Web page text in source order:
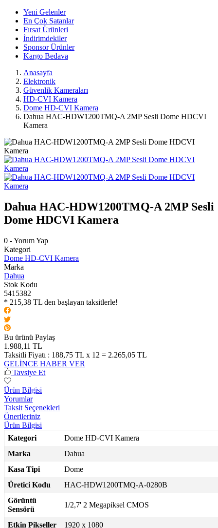
Yeni Gelenler
En Çok Satanlar
Fırsat Ürünleri
İndirimdekiler
Sponsor Ürünler
Kargo Bedava
Anasayfa
Elektronik
Güvenlik Kameraları
HD-CVI Kamera
Dome HD-CVI Kamera
Dahua HAC-HDW1200TMQ-A 2MP Sesli Dome HDCVI
Kamera
Dahua HAC-HDW1200TMQ-A 2MP Sesli
Dome HDCVI Kamera
0 - Yorum Yap
Kategori
Dome HD-CVI Kamera
Marka
Dahua
Stok Kodu
5415382
* 215,38 TL den başlayan taksitlerle!
Bu ürünü Paylaş
1.988,11 TL
Taksitli Fiyatı : 188,75 TL x 12 = 2.265,05 TL
GELİNCE HABER VER
Tavsiye Et
Ürün Bilgisi
Yorumlar
Taksit Seçenekleri
Önerileriniz
Ürün Bilgisi
Kategori
Dome HD-CVI Kamera
Marka
Dahua
Kasa Tipi
Dome
Üretici Kodu
HAC-HDW1200TMQ-A-0280B
Görüntü
Sensörü
1/2,7' 2 Megapiksel CMOS
Etkin Pikseller 1920 x 1080